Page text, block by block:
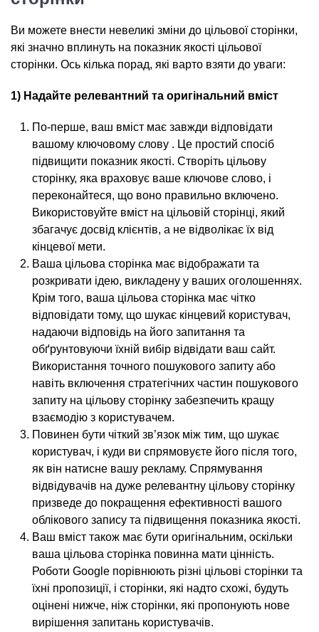
Ви можете внести невеликі зміни до цільової сторінки,
які значно вплинуть на показник якості цільової
сторінки. Ось кілька порад, які варто взяти до уваги:
1) Надайте релевантний та оригінальний вміст
По-перше, ваш вміст має завжди відповідати
вашому ключовому слову . Це простий спосіб
підвищити показник якості. Створіть цільову
сторінку, яка враховує ваше ключове слово, і
переконайтеся, що воно правильно включено.
Використовуйте вміст на цільовій сторінці, який
збагачує досвід клієнтів, а не відволікає їх від
кінцевої мети.
Ваша цільова сторінка має відображати та
розкривати ідею, викладену у ваших оголошеннях.
Крім того, ваша цільова сторінка має чітко
відповідати тому, що шукає кінцевий користувач,
надаючи відповідь на його запитання та
обґрунтовуючи їхній вибір відвідати ваш сайт.
Використання точного пошукового запиту або
навіть включення стратегічних частин пошукового
запиту на цільову сторінку забезпечить кращу
взаємодію з користувачем.
Повинен бути чіткий зв’язок між тим, що шукає
користувач, і куди ви спрямовуєте його після того,
як він натисне вашу рекламу. Спрямування
відвідувачів на дуже релевантну цільову сторінку
призведе до покращення ефективності вашого
облікового запису та підвищення показника якості.
Ваш вміст також має бути оригінальним, оскільки
ваша цільова сторінка повинна мати цінність.
Роботи Google порівнюють різні цільові сторінки та
їхні пропозиції, і сторінки, які надто схожі, будуть
оцінені нижче, ніж сторінки, які пропонують нове
вирішення запитань користувачів.